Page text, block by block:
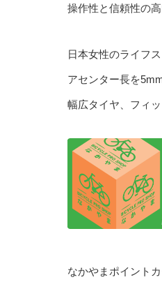
操作性と信頼性の
日本女性のライフ
アセンター長を
幅広タイヤ、フィ
なかやまポイント